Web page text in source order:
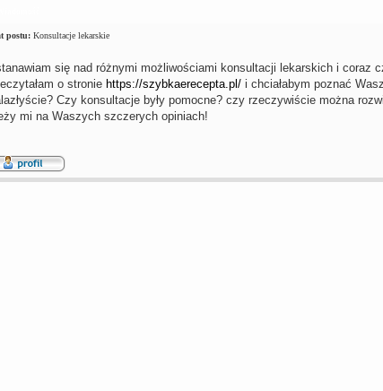
postu:Konsultacje lekarskie
się nad różnymi możliwościami konsultacji lekarskich i coraz
o stronie https://szybkaerecepta.pl/i chciałabym poznać
Czy konsultacje były pomocne? czy rzeczywiście można
mi na Waszych szczerych opiniach!